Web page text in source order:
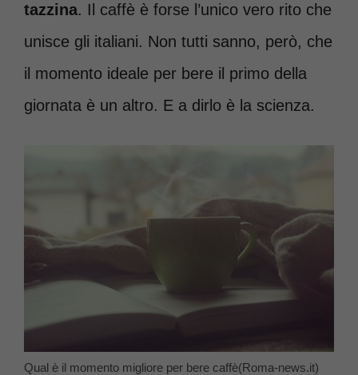
tazzina. Il caffè è forse l’unico vero rito che
unisce gli italiani. Non tutti sanno, però, che
il momento ideale per bere il primo della
giornata è un altro. E a dirlo è la scienza.
Qual è il momento migliore per bere caffè(Roma-news.it)